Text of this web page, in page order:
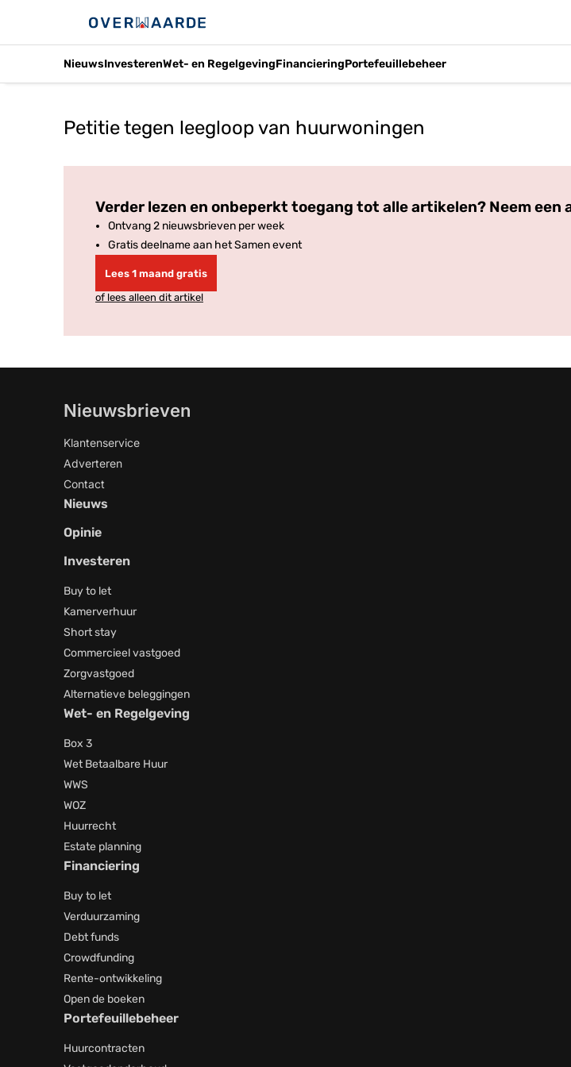
NieuwsInvesterenWet- en RegelgevingFinancieringPortefeuillebeheer
Petitie tegen leegloop van huurwoningen
Verder lezen en onbeperkt toegang tot alle artikelen? Neem een
Ontvang 2 nieuwsbrieven per week
Gratis deelname aan het Samen event
Lees 1 maand gratis
of lees alleen dit artikel
Nieuwsbrieven
Klantenservice
Adverteren
Contact
Nieuws
Opinie
Investeren
Buy to let
Kamerverhuur
Short stay
Commercieel vastgoed
Zorgvastgoed
Alternatieve beleggingen
Wet- en Regelgeving
Box 3
Wet Betaalbare Huur
WWS
WOZ
Huurrecht
Estate planning
Financiering
Buy to let
Verduurzaming
Debt funds
Crowdfunding
Rente-ontwikkeling
Open de boeken
Portefeuillebeheer
Huurcontracten